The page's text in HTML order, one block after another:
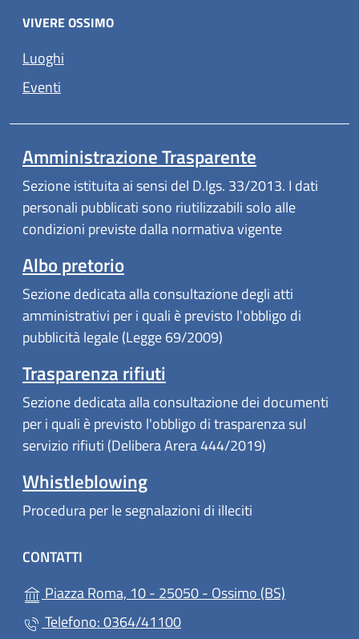
VIVERE OSSIMO
Luoghi
Eventi
Amministrazione Trasparente
Sezione istituita ai sensi del D.lgs. 33/2013. I dati
personali pubblicati sono riutilizzabili solo alle
condizioni previste dalla normativa vigente
Albo pretorio
Sezione dedicata alla consultazione degli atti
amministrativi per i quali è previsto l'obbligo di
pubblicità legale (Legge 69/2009)
Trasparenza rifiuti
Sezione dedicata alla consultazione dei documenti
per i quali è previsto l'obbligo di trasparenza sul
servizio rifiuti (Delibera Arera 444/2019)
Whistleblowing
Procedura per le segnalazioni di illeciti
CONTATTI
Piazza Roma, 10 - 25050 - Ossimo (BS)
Telefono: 0364/41100